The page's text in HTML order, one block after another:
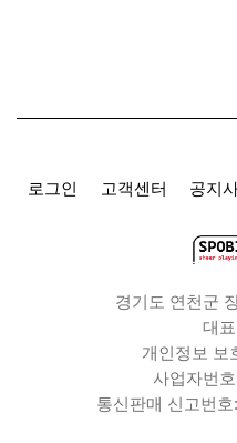
로그인 고객센터 공지
경기도 연천군
대
개인정보 보
사업자번
통신판매 신고번